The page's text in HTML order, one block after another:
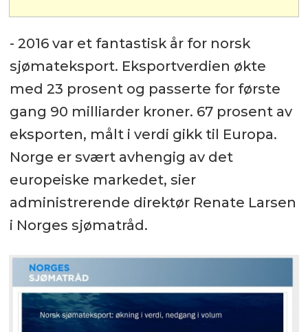
- 2016 var et fantastisk år for norsk
sjømateksport. Eksportverdien økte
med 23 prosent og passerte for første
gang 90 milliarder kroner. 67 prosent av
eksporten, målt i verdi gikk til Europa.
Norge er svært avhengig av det
europeiske markedet, sier
administrerende direktør Renate Larsen
i Norges sjømatråd.